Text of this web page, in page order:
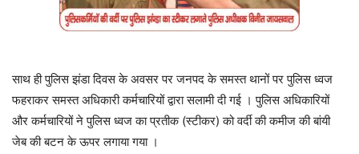
साथ ही पुलिस झंडा दिवस के अवसर पर जनपद के समस्त थानों पर पुलिस ध्वज
फहराकर समस्त अधिकारी कर्मचारियों द्वारा सलामी दी गई । पुलिस अधिकारियों
और कर्मचारियों ने पुलिस ध्वज का प्रतीक (स्टीकर) को वर्दी की कमीज की बांयी
जेब की बटन के ऊपर लगाया गया ।